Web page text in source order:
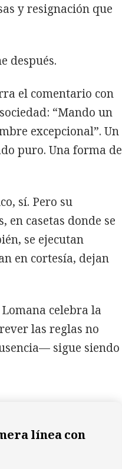
y resignación que
después.
el comentario con
“Mando un
excepcional”. Un
puro. Una forma de
sí. Pero su
en casetas donde se
se ejecutan
en cortesía, dejan
celebra la
las reglas no
sigue siendo
línea con